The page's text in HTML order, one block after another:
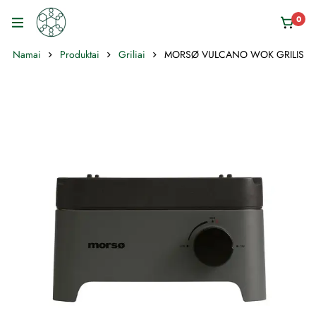
0
Namai Produktai Griliai MORSØ VULCANO WOK GRILIS